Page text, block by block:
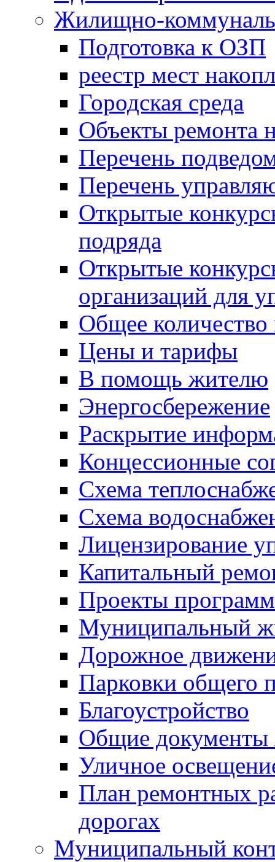
Жилищно-
Подготовка к ОЗП
реестр мест
Городская среда
Объекты ремонта
Перечень
Перечень
Открытые
подряда
Открытые
организаций для
Общее
Цены и тарифы
В помощь жителю
Энергосбережение
Раскрытие
Концессионные
Схема
Схема
Лицензирование
Капитальный
Проекты программ
Муниципальный
Дорожное
Парковки общего
Благоустройство
Общие
Уличное
План ремонтных
дорогах
Муниципальный